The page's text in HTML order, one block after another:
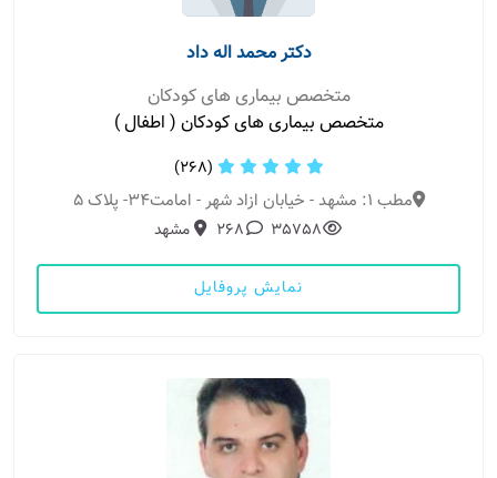
دکتر محمد اله داد
متخصص بیماری های کودکان
متخصص بیماری های کودکان ( اطفال )
(268)
مطب 1: مشهد - خیابان ازاد شهر - امامت34- پلاک 5
35758
268 مشهد
نمایش پروفایل